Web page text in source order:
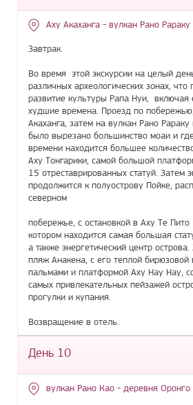
Аху Акаханга - вулкан Рано Рараку
Завтрак.
Во время этой экскурсии на целый
различных археологических зонах, что
развитие культуры Рапа Нуи, включая
худшие времена. Проезд по
Акаханга, затем на вулкан Рано
было вырезано большинство моаи и
времени находится большее
Аху Тонгарики, самой большой
15 отреставрированных статуй. Затем
продолжится к полуострову Пойке,
северном
побережье, с остановкой в Аху Те
котором находится самая большая
а также энергетический центр
пляж Анакена, с его теплой бирюзовой
пальмами и платформой Аху Нау Нау,
самых привлекательных пейзажей
прогулки и купания.
Возвращение в отель.
День 10
вулкан Рано Као - деревня Оронго